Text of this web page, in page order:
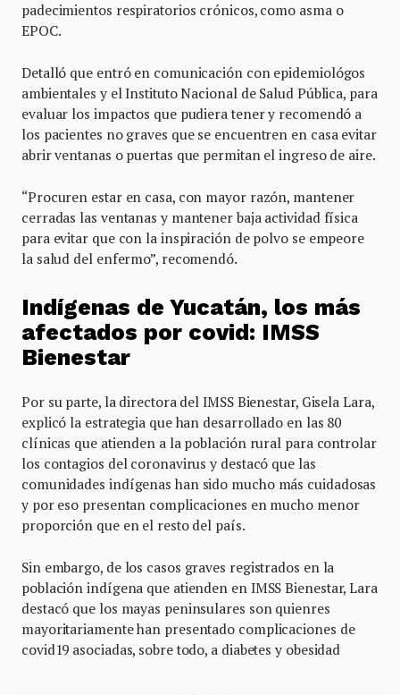
padecimientos respiratorios crónicos, como asma o
EPOC.
Detalló que entró en comunicación con epidemiológos
ambientales y el Instituto Nacional de Salud Pública, para
evaluar los impactos que pudiera tener y recomendó a
los pacientes no graves que se encuentren en casa evitar
abrir ventanas o puertas que permitan el ingreso de aire.
“Procuren estar en casa, con mayor razón, mantener
cerradas las ventanas y mantener baja actividad física
para evitar que con la inspiración de polvo se empeore
la salud del enfermo”, recomendó.
Indígenas de Yucatán, los más
afectados por covid: IMSS
Bienestar
Por su parte, la directora del IMSS Bienestar, Gisela Lara,
explicó la estrategia que han desarrollado en las 80
clínicas que atienden a la población rural para controlar
los contagios del coronavirus y destacó que las
comunidades indígenas han sido mucho más cuidadosas
y por eso presentan complicaciones en mucho menor
proporción que en el resto del país.
Sin embargo, de los casos graves registrados en la
población indígena que atienden en IMSS Bienestar, Lara
destacó que los mayas peninsulares son quienres
mayoritariamente han presentado complicaciones de
covid19 asociadas, sobre todo, a diabetes y obesidad